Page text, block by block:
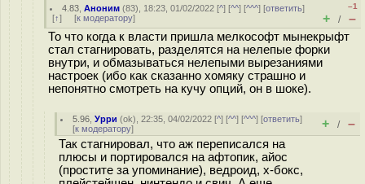
4.83 ,Аноним (83), 18:23, 01/02/2022 [^] [^^] [^^^] [ответить]
[↑] [к модератору]
–1
+ / –
То что когда к власти пришла мелкософт мынекрыфт
стал стагнировать, разделятся на нелепые форки
внутри, и обмазываться нелепыми вырезаниями
настроек (ибо как сказанно хомяку страшно и
непонятно смотреть на кучу опций, он в шоке).
5.96 ,Урри (ok), 22:35, 04/02/2022 [^] [^^] [^^^] [ответить]
[к модератору] + / –
Так стагнировал, что аж переписался на
плюсы и портировался на афтопик, айос
(простите за упоминание), ведроид, х-бокс,